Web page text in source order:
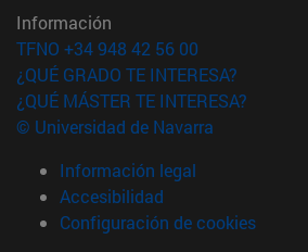
Información
TFNO +34 948 42 56 00
¿QUÉ GRADO TE INTERESA?
¿QUÉ MÁSTER TE INTERESA?
© Universidad de Navarra
Información legal
Accesibilidad
Configuración de cookies